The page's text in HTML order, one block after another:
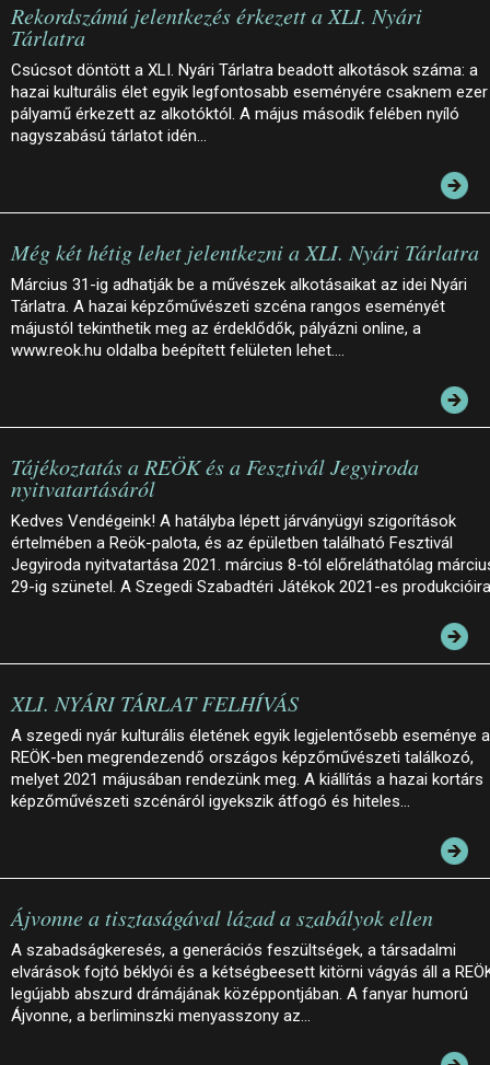
Rekordszámú jelentkezés érkezett a XLI. Nyári
Tárlatra
Csúcsot döntött a XLI. Nyári Tárlatra beadott alkotások száma: a
hazai kulturális élet egyik legfontosabb eseményére csaknem ezer
pályamű érkezett az alkotóktól. A május második felében nyíló
nagyszabású tárlatot idén…
Még két hétig lehet jelentkezni a XLI. Nyári Tárlatra
Március 31-ig adhatják be a művészek alkotásaikat az idei Nyári
Tárlatra. A hazai képzőművészeti szcéna rangos eseményét
májustól tekinthetik meg az érdeklődők, pályázni online, a
www.reok.hu oldalba beépített felületen lehet.…
Tájékoztatás a REÖK és a Fesztivál Jegyiroda
nyitvatartásáról
Kedves Vendégeink! A hatályba lépett járványügyi szigorítások
értelmében a Reök-palota, és az épületben található Fesztivál
Jegyiroda nyitvatartása 2021. március 8-tól előreláthatólag
29-ig szünetel. A Szegedi Szabadtéri Játékok 2021-es
XLI. NYÁRI TÁRLAT FELHÍVÁS
A szegedi nyár kulturális életének egyik legjelentősebb eseménye a
REÖK-ben megrendezendő országos képzőművészeti találkozó,
melyet 2021 májusában rendezünk meg. A kiállítás a hazai kortárs
képzőművészeti szcénáról igyekszik átfogó és hiteles…
Ájvonne a tisztaságával lázad a szabályok ellen
A szabadságkeresés, a generációs feszültségek, a társadalmi
elvárások fojtó béklyói és a kétségbeesett kitörni vágyás áll a
legújabb abszurd drámájának középpontjában. A fanyar humorú
Ájvonne, a berliminszki menyasszony az…